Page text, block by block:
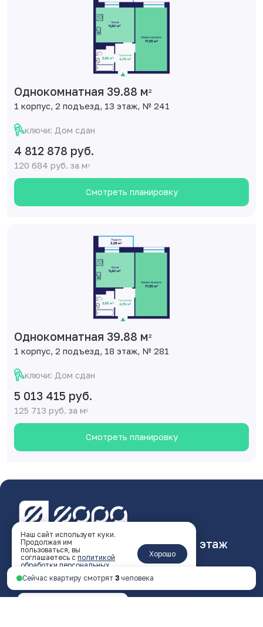
Однокомнатная 39.88 м2
1 корпус, 2 подъезд, 13 этаж, № 241
ключи: Дом сдан
4 812 878 руб.
120 684 руб. за м2
Смотреть планировку
Однокомнатная 39.88 м2
1 корпус, 2 подъезд, 18 этаж, № 281
ключи: Дом сдан
5 013 415 руб.
125 713 руб. за м2
Смотреть планировку
Сейчас квартиру смотрят 3 человека
Ярославль, пр-т Октября, 46, 4 этаж
пн - пт 9:00 - 18:00
+7 4852 338-538
Наш сайт использует куки.
Продолжая им
пользоваться, вы
соглашаетесь с политикой
обработки персональных
данных
Хорошо